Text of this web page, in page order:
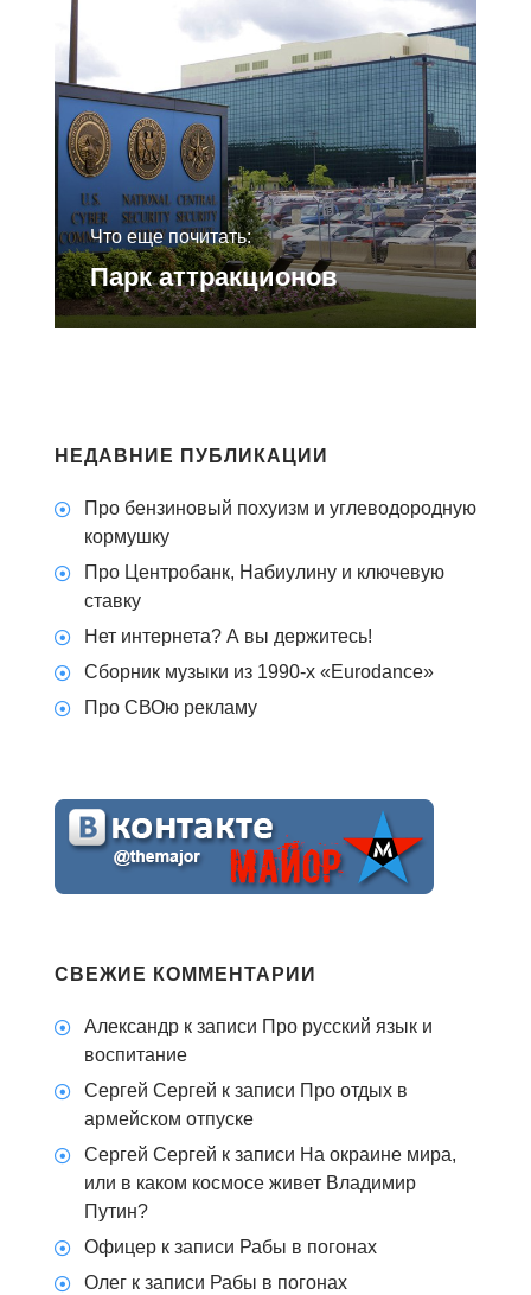
Что еще почитать:
Парк аттракционов
НЕДАВНИЕ ПУБЛИКАЦИИ
Про бензиновый похуизм и углеводородную
кормушку
Про Центробанк, Набиулину и ключевую
ставку
Нет интернета? А вы держитесь!
Сборник музыки из 1990-х «Eurodance»
Про СВОю рекламу
СВЕЖИЕ КОММЕНТАРИИ
Александр к записи Про русский язык и
воспитание
Сергей Сергей к записи Про отдых в
армейском отпуске
Сергей Сергей к записи На окраине мира,
или в каком космосе живет Владимир
Путин?
Офицер к записи Рабы в погонах
Олег к записи Рабы в погонах